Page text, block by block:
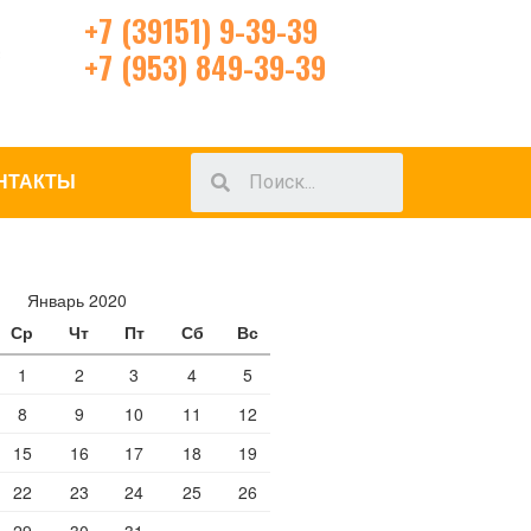
+7 (39151) 9-39-39
+7 (953) 849-39-39
Январь 2020
Ср Чт Пт Сб
Вс
1
2 3 4
5
8 9 10 11
12
15 16 17 18
19
22 23 24 25
26